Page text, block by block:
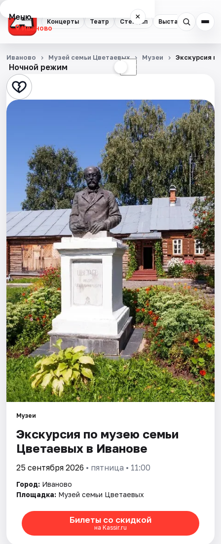
Концерты Театр Стендап Выставки Спорт
Меню ×
Иваново
Концерты
Театр
Стендап
События
Города
Площадки
Артисты
Рейтинги
Ночной режим ☾
Иваново Музей семьи Цветаевых Музеи Экскурсия
Музеи
Экскурсия по музею семьи
Цветаевых в Иванове
25 сентября 2026 • пятница • 11:00
Город: Иваново
Площадка: Музей семьи Цветаевых
Билеты со скидкой
на Kassir.ru